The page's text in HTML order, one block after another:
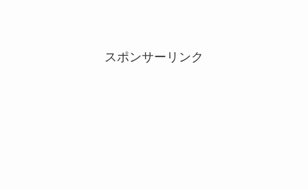
スポンサーリンク